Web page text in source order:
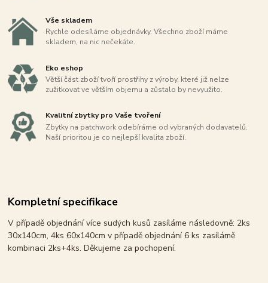
Vše skladem
Rychle odesíláme objednávky. Všechno zboží máme
skladem, na nic nečekáte.
Eko eshop
Větší část zboží tvoří prostřihy z výroby, které již nelze
zužitkovat ve větším objemu a zůstalo by nevyužito.
Kvalitní zbytky pro Vaše tvoření
Zbytky na patchwork odebíráme od vybraných dodavatelů.
Naší prioritou je co nejlepší kvalita zboží.
Kompletní specifikace
V případě objednání více sudých kusů zasíláme následovně: 2ks
30x140cm, 4ks 60x140cm v případě objednání 6 ks zasílámě
kombinaci 2ks+4ks. Děkujeme za pochopení.